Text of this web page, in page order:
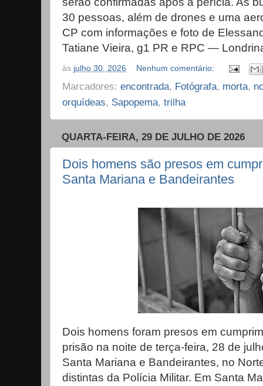
30 pessoas, além de drones e uma
CP com informações e foto de
Tatiane Vieira, g1 PR e RPC —
às julho 30, 2026 Nenhum comentário:
Marcadores: encontrada, Fotógrafa, morta,
orquídeas, Sapopema, trilha
QUARTA-FEIRA, 29 DE JULHO DE 2026
Dois homens são presos em
Santa Mariana e Bandeirantes
Dois homens foram presos em
prisão na noite de terça-feira, 28 de
Santa Mariana e Bandeirantes, no
distintas da Polícia Militar. Em Santa